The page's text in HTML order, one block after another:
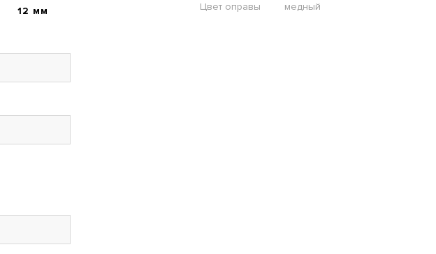
Цвет оправы
медный
12 мм